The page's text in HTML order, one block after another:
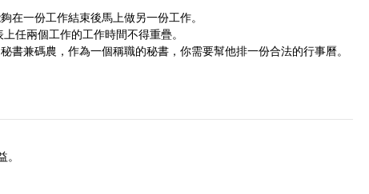
一份工作結束後馬上做另一份工作。
任兩個工作的工作時間不得重疊。
兼碼農，作為一個稱職的秘書，你需要幫他排一份合法的行事曆。